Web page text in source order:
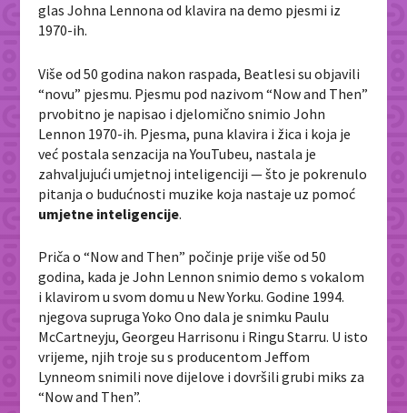
glas Johna Lennona od klavira na demo pjesmi iz
1970-ih.
Više od 50 godina nakon raspada, Beatlesi su objavili
“novu” pjesmu. Pjesmu pod nazivom “Now and Then”
prvobitno je napisao i djelomično snimio John
Lennon 1970-ih. Pjesma, puna klavira i žica i koja je
već postala senzacija na YouTubeu, nastala je
zahvaljujući umjetnoj inteligenciji — što je pokrenulo
pitanja o budućnosti muzike koja nastaje uz pomoć
umjetne inteligencije.
Priča o “Now and Then” počinje prije više od 50
godina, kada je John Lennon snimio demo s vokalom
i klavirom u svom domu u New Yorku. Godine 1994.
njegova supruga Yoko Ono dala je snimku Paulu
McCartneyju, Georgeu Harrisonu i Ringu Starru. U isto
vrijeme, njih troje su s producentom Jeffom
Lynneom snimili nove dijelove i dovršili grubi miks za
“Now and Then”.